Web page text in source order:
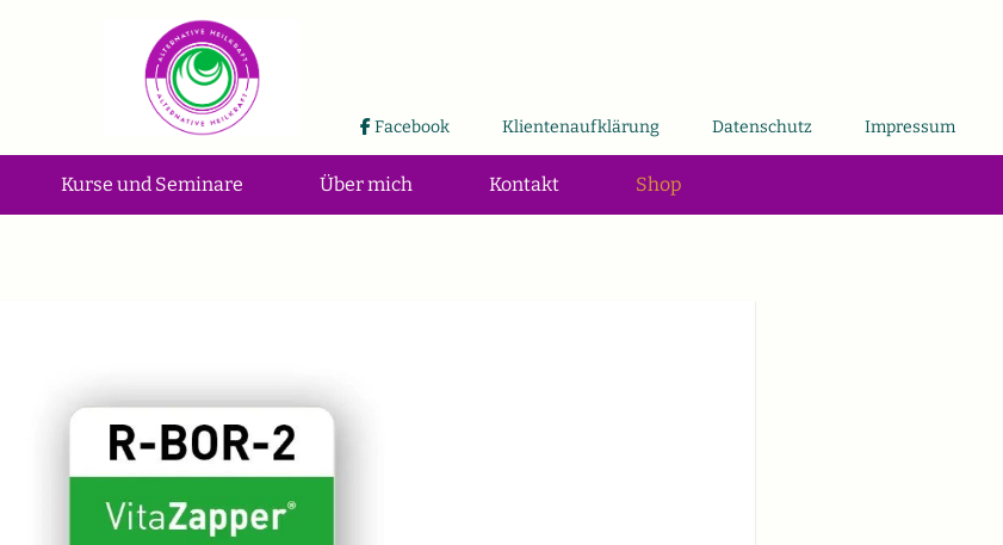
Facebook Klientenaufklärung Datenschutz Impressum
Kurse und Seminare Über mich Kontakt Shop